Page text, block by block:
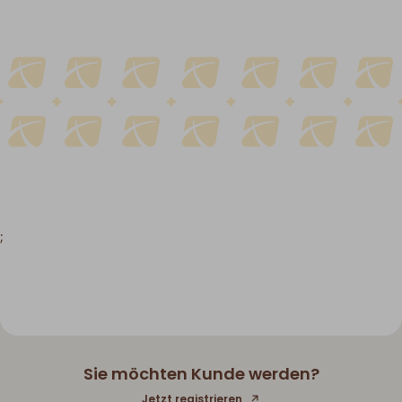
;
Sie möchten Kunde werden?
Jetzt registrieren